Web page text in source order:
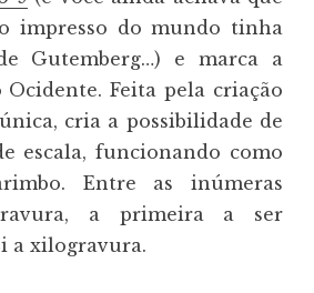
impresso do mundo tinha
Gutemberg…) e marca a
Feita pela criação
cria a possibilidade de
escala, funcionando como
Entre as inúmeras
a primeira a ser
a xilogravura.